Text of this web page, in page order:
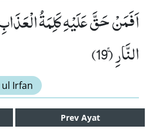
اَفَمَنْ حَقَّ عَلَیْهِ كَلِمَةُ
النَّارِۚ (19)
ul Irfan
Prev Ayat